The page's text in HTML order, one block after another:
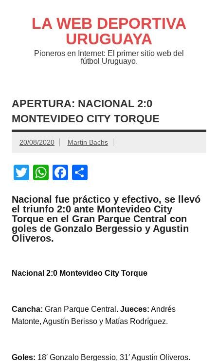
contenidoLA WEB DEPORTIVA
URUGUAYA
Pioneros en Internet: El primer sitio web del
fútbol Uruguayo.
APERTURA: NACIONAL 2:0
MONTEVIDEO CITY TORQUE
20/08/2020 Martin Bachs
T
tt
er
W
at
s
A
p
F
c
e
b
o
k
m
p
ar
Nacional fue práctico y efectivo, se llevó
el triunfo 2:0 ante Montevideo City
Torque en el Gran Parque Central con
goles de Gonzalo Bergessio y Agustin
Oliveros.
Nacional 2:0 Montevideo City Torque
Cancha: Gran Parque Central. Jueces: Andrés
Matonte, Agustín Berisso y Matías Rodríguez.
Goles: 18′ Gonzalo Bergessio, 31′ Agustín Oliveros.